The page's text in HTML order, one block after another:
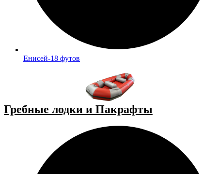
Енисей-18 футов
Гребные лодки и Пакрафты